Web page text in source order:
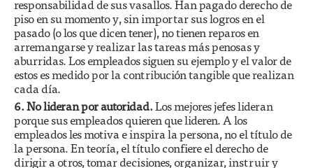
responsabilidad de sus vasallos. Han pagado derecho de
piso en su momento y, sin importar sus logros en el
pasado (o los que dicen tener), no tienen reparos en
arremangarse y realizar las tareas más penosas y
aburridas. Los empleados siguen su ejemplo y el valor de
estos es medido por la contribución tangible que realizan
cada día.
6. No lideran por autoridad.Los mejores jefes lideran
porque sus empleados quieren que lideren. A los
empleados les motiva e inspira la persona, no el título de
la persona. En teoría, el título confiere el derecho de
dirigir a otros, tomar decisiones, organizar, instruir y